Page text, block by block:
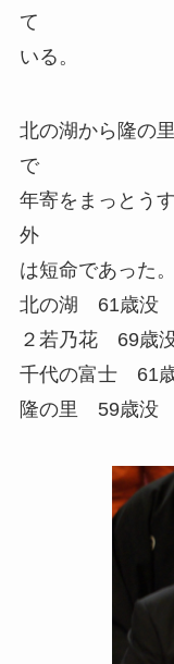
て
いる。
北の湖から隆の
で
年寄をまっとう
外
は短命であった。
北の湖 61歳没
２若乃花 69歳
千代の富士 61
隆の里 59歳没